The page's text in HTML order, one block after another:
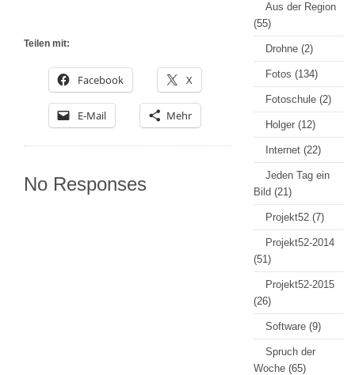
Teilen mit:
Facebook X
E-Mail Mehr
No Responses
Aus der Region
(55)
Drohne (2)
Fotos (134)
Fotoschule (2)
Holger (12)
Internet (22)
Jeden Tag ein
Bild (21)
Projekt52 (7)
Projekt52-2014
(51)
Projekt52-2015
(26)
Software (9)
Spruch der
Woche (65)